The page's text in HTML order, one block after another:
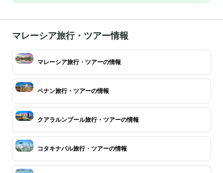
マレーシア旅行・ツアー情報
マレーシア旅行・ツアーの情報
ペナン旅行・ツアーの情報
クアラルンプール旅行・ツアーの情報
コタキナバル旅行・ツアーの情報